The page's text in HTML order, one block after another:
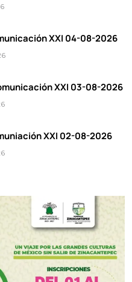
XXI 04-08-2026
XXI 03-08-2026
XXI 02-08-2026